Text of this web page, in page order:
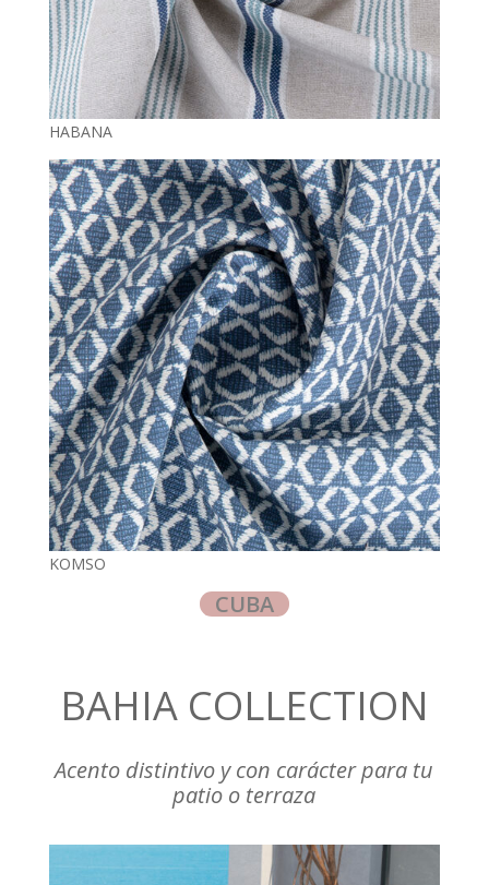
HABANA
KOMSO
CUBA
BAHIA COLLECTION
Acento distintivo y con carácter para tu
patio o terraza